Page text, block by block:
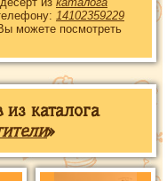
14102359229
можете посмотреть
каталога
»